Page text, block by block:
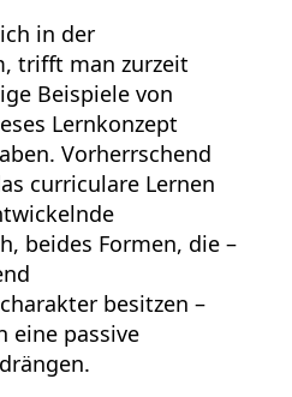
in der
trifft man zurzeit
Beispiele von
Lernkonzept
Vorherrschend
curriculare Lernen
beides Formen, die –
besitzen –
eine passive